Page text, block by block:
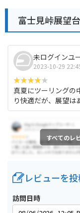
富士見峠展望
未ログインユ
2023-10-29
真夏にツーリングの
り快適だが、展望は
すべてのレ
レビューを
訪問日時